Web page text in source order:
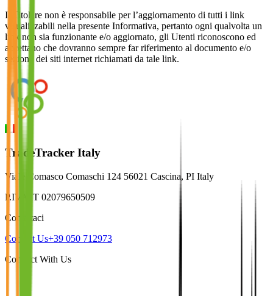
Il Titolare non è responsabile per l’aggiornamento di tutti i link
visualizzabili nella presente Informativa, pertanto ogni qualvolta un
link non sia funzionante e/o aggiornato, gli Utenti riconoscono ed
accettano che dovranno sempre far riferimento al documento e/o
sezione dei siti internet richiamati da tale link.
TradeTracker Italy
Viale Comasco Comaschi 124 56021 Cascina, PI Italy
P.IVA IT 02079650509
Contattaci
Contact Us+39 050 712973
Connect With Us